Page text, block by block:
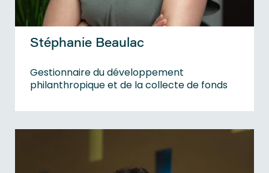
Stéphanie Beaulac
Gestionnaire du développement
philanthropique et de la collecte de fonds